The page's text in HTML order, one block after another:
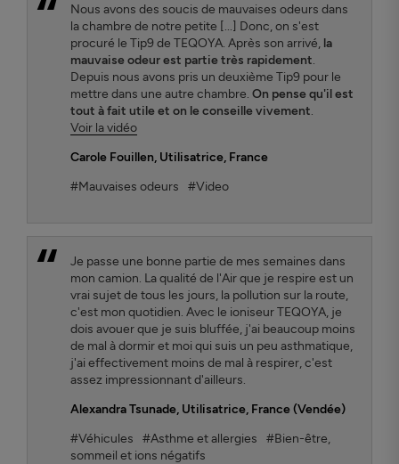
Nous avons des soucis de mauvaises odeurs dans
la chambre de notre petite [...] Donc, on s'est
procuré le Tip9 de TEQOYA. Après son arrivé, la
mauvaise odeur est partie très rapidement.
Depuis nous avons pris un deuxième Tip9 pour le
mettre dans une autre chambre. On pense qu'il est
tout à fait utile et on le conseille vivement.
Voir la vidéo
Carole Fouillen, Utilisatrice, France
#Mauvaises odeurs
#Video
Je passe une bonne partie de mes semaines dans
mon camion. La qualité de l'Air que je respire est un
vrai sujet de tous les jours, la pollution sur la route,
c'est mon quotidien. Avec le ioniseur TEQOYA, je
dois avouer que je suis bluffée, j'ai beaucoup moins
de mal à dormir et moi qui suis un peu asthmatique,
j'ai effectivement moins de mal à respirer, c'est
assez impressionnant d'ailleurs.
Alexandra Tsunade, Utilisatrice, France (Vendée)
#Véhicules
#Asthme et allergies
#Bien-être,
sommeil et ions négatifs